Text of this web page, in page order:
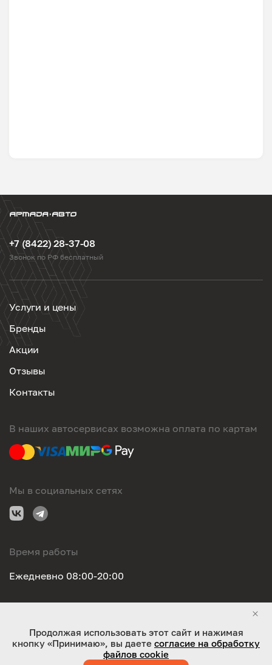
+7 (8422) 28-37-08
Звонок по РФ бесплатный
Услуги и цены
Бренды
Акции
Отзывы
Контакты
В наших автосервисах возможна оплата по картам
Мы в социальных сетях
Время работы
Ежедневно 08:00-20:00
ООО "Оригинал-сервис". Все права защищены 2026
Продолжая использовать этот сайт и нажимая
кнопку «Принимаю», вы даете согласие на обработку
файлов cookie